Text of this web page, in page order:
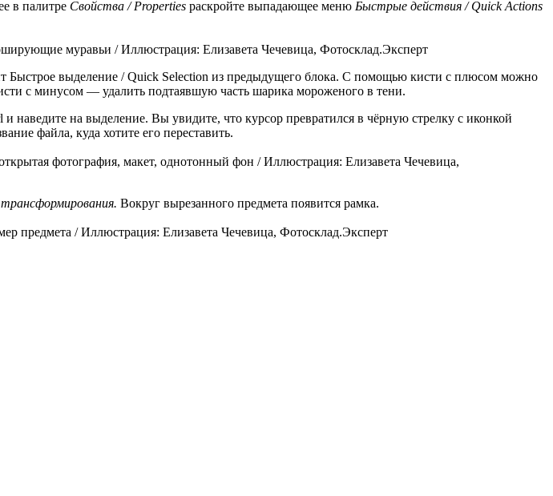
в палитре Свойства / Properties раскройте выпадающее меню Быстрые действия / Quick Actions
муравьи / Иллюстрация: Елизавета Чечевица, Фотосклад.Эксперт
Быстрое выделение / Quick Selection из предыдущего блока. С помощью кисти с плюсом можно
с минусом — удалить подтаявшую часть шарика мороженого в тени.
на выделение. Вы увидите, что курсор превратился в чёрную стрелку с иконкой
файла, куда хотите его переставить.
фотография, макет, однотонный фон / Иллюстрация: Елизавета Чечевица,
Вокруг вырезанного предмета появится рамка.
предмета / Иллюстрация: Елизавета Чечевица, Фотосклад.Эксперт